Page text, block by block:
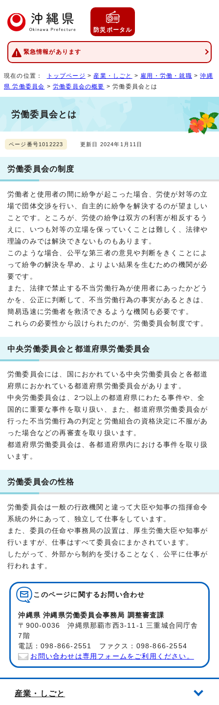
防災ポータル
緊急情報があります
現在の位置： トップページ > 産業・しごと > 雇用・労働・就職 >沖縄
県 労働委員会 >労働委員会の概要 > 労働委員会とは
労働委員会とは
ページ番号1012223 更新日 2024年1月11日
労働委員会の制度
労働者と使用者の間に紛争が起こった場合、労使が対等の立
場で団体交渉を行い、自主的に紛争を解決するのが望ましい
ことです。ところが、労使の紛争は双方の利害が相反するう
えに、いつも対等の立場を保っていくことは難しく、法律や
理論のみでは解決できないものもあります。
このような場合、公平な第三者の意見や判断をきくことによ
って紛争の解決を早め、よりよい結果を生むための機関が必
要です。
また、法律で禁止する不当労働行為が使用者にあったかどう
かを、公正に判断して、不当労働行為の事実があるときは、
簡易迅速に労働者を救済できるような機関も必要です。
これらの必要性から設けられたのが、労働委員会制度です。
中央労働委員会と都道府県労働委員会
労働委員会には、国におかれている中央労働委員会と各都道
府県におかれている都道府県労働委員会があります。
中央労働委員会は、2つ以上の都道府県にわたる事件や、全
国的に重要な事件を取り扱い、また、都道府県労働委員会が
行った不当労働行為の判定と労働組合の資格決定に不服があ
った場合などの再審査を取り扱います。
都道府県労働委員会は、各都道府県内における事件を取り扱
います。
労働委員会の性格
労働委員会は一般の行政機関と違って大臣や知事の指揮命令
系統の外にあって、独立して仕事をしています。
また、委員の任命や事務局の設置は、厚生労働大臣や知事が
行いますが、仕事はすべて委員会にまかされています。
したがって、外部から制約を受けることなく、公平に仕事が
行われます。
このページに関する お問い合わせ
沖縄県 沖縄県労働委員会事務局 調整審査課
〒900-0036 沖縄県那覇市西3-11-1 三重城合同庁舎
7階
電話：098-866-2551 ファクス：098-866-2554
お問い合わせは専用フォームをご利用ください。
産業・しごと